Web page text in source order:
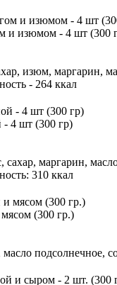
и изюмом - 4 шт (300
изюм, маргарин,
- 264 ккал
- 4 шт (300 гр)
маргарин,
310 ккал
(300 гр.)
масло подсолнечное,